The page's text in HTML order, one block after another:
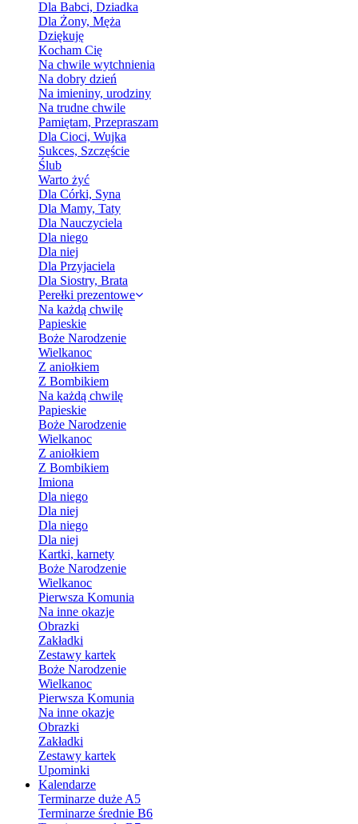
Dla Babci, Dziadka
Dla Żony, Męża
Dziękuję
Kocham Cię
Na chwile wytchnienia
Na dobry dzień
Na imieniny, urodziny
Na trudne chwile
Pamiętam, Przepraszam
Dla Cioci, Wujka
Sukces, Szczęście
Ślub
Warto żyć
Dla Córki, Syna
Dla Mamy, Taty
Dla Nauczyciela
Dla niego
Dla niej
Dla Przyjaciela
Dla Siostry, Brata
Perełki prezentowe
Na każdą chwilę
Papieskie
Boże Narodzenie
Wielkanoc
Z aniołkiem
Z Bombikiem
Na każdą chwilę
Papieskie
Boże Narodzenie
Wielkanoc
Z aniołkiem
Z Bombikiem
Imiona
Dla niego
Dla niej
Dla niego
Dla niej
Kartki, karnety
Boże Narodzenie
Wielkanoc
Pierwsza Komunia
Na inne okazje
Obrazki
Zakładki
Zestawy kartek
Boże Narodzenie
Wielkanoc
Pierwsza Komunia
Na inne okazje
Obrazki
Zakładki
Zestawy kartek
Upominki
Kalendarze
Terminarze duże A5
Terminarze średnie B6